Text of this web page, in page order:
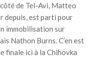
de Tel-Avi, Matteo
depuis, est parti pour
immobilisation sur
Nathon Burns. C’en est
finale ici à la Chihovka